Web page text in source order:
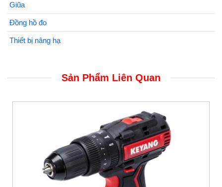
Giũa
Đồng hồ đo
Thiết bị nâng hạ
Sản Phẩm Liên Quan